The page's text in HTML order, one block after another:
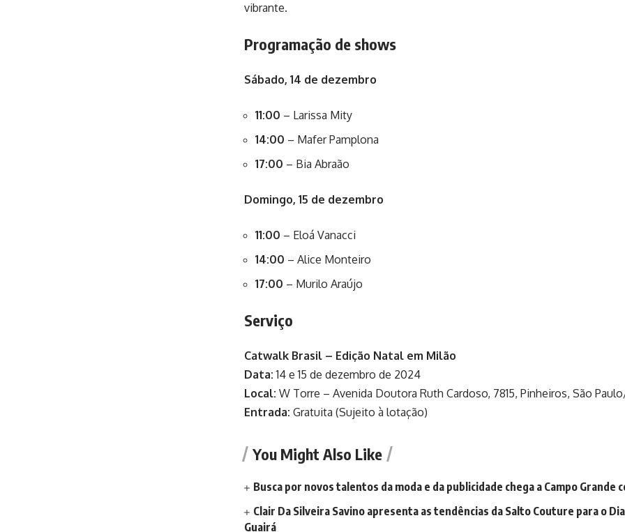
vibrante.
Programação de shows
Sábado, 14 de dezembro
11:00 – Larissa Mity
14:00 – Mafer Pamplona
17:00 – Bia Abraão
Domingo, 15 de dezembro
11:00 – Eloá Vanacci
14:00 – Alice Monteiro
17:00 – Murilo Araújo
Serviço
Catwalk Brasil – Edição Natal em Milão
Data: 14 e 15 de dezembro de 2024
Local: W Torre – Avenida Doutora Ruth Cardoso, 7815, Pinheiros, São
Entrada: Gratuita (Sujeito à lotação)
You Might Also Like
Busca por novos talentos da moda e da publicidade chega a Campo
Clair Da Silveira Savino apresenta as tendências da Salto Couture para o
Guairá